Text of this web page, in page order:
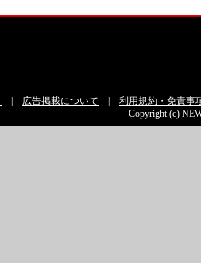
広告掲載について
利用規約・免責事
Copyright (c)